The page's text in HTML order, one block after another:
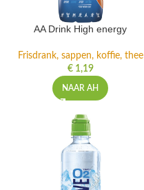
AA Drink High energy
Frisdrank, sappen, koffie, thee
€1,19
NAAR AH